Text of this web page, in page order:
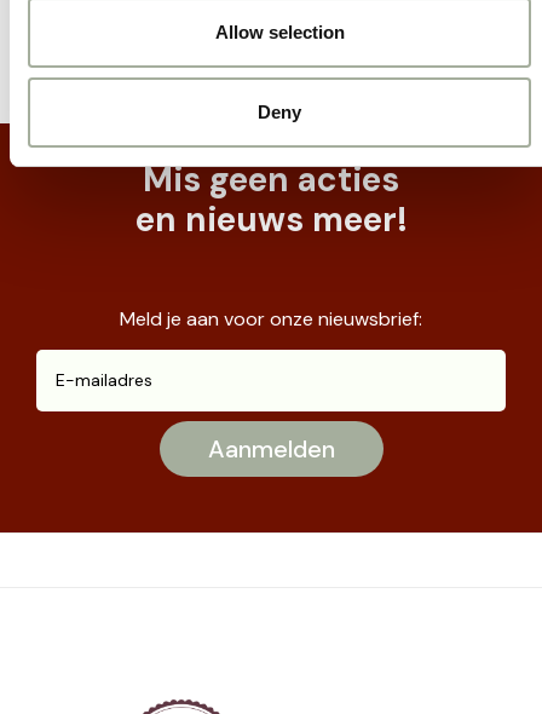
Allow selection
Deny
Mis geen acties
en nieuws meer!
Meld je aan voor onze nieuwsbrief: